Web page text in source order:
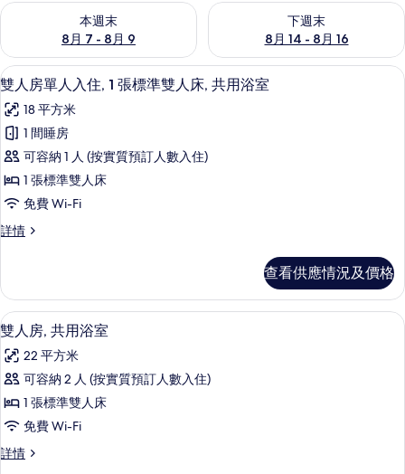
本週末
8月 7 - 8月 9
查看本週末 8月 7 - 8月 9的可訂空房
下週末
8月 14 - 8月 16
查看下週末 8月 14 - 8月 16的
載
入
所
有
雙
人
單
入
住,
1
張
標
準
雙
人
書桌、遮光窗簾/窗簾、免費 Wi-Fi、
11
雙人房單人入住, 1 張標準雙人床, 共用浴室
18 平方米
1 間睡房
可容納 1 人 (按實質預訂人數入住)
1 張標準雙人床
免費 Wi-Fi
詳情
雙
人
入
住,
張
標
雙
人
共
查看供應情況及價格
載
入
所
有
雙
房,
書桌、遮光窗簾/窗簾、免費 Wi-Fi、
16
雙人房, 共用浴室
22 平方米
可容納 2 人 (按實質預訂人數入住)
1 張標準雙人床
免費 Wi-Fi
詳情
雙